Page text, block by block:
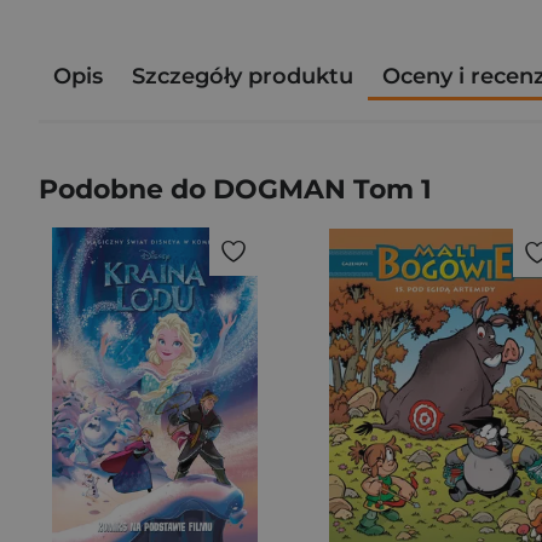
Opis Szczegóły produktu Oceny i
Podobne do DOGMAN Tom 1